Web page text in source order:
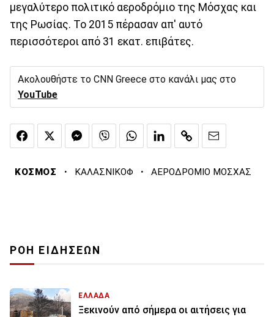
μεγαλύτερο πολιτικό αεροδρόμιο της Μόσχας και
της Ρωσίας. Το 2015 πέρασαν απ' αυτό
περισσότεροι από 31 εκατ. επιβάτες.
Ακολουθήστε το CNN Greece στο κανάλι μας στο
YouTube
ΚΟΣΜΟΣ · ΚΑΛΑΣΝΙΚΟΦ · ΑΕΡΟΔΡΟΜΙΟ ΜΟΣΧΑΣ
ΡΟΗ ΕΙΔΗΣΕΩΝ
ΕΛΛΑΔΑ
Ξεκινούν από σήμερα οι αιτήσεις για